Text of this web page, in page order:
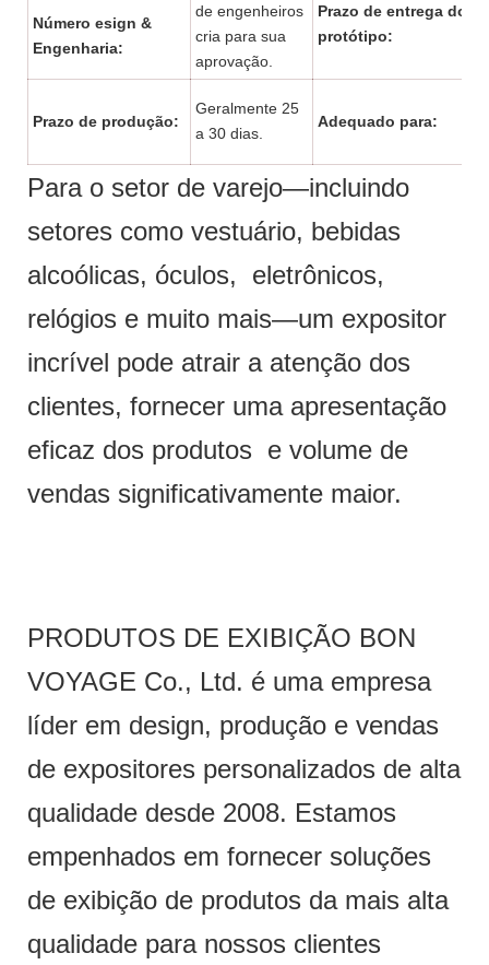
Número esign &
Engenharia:
de engenheiros
cria para sua
aprovação.
Prazo de entrega do
protótipo:
Prazo de produção:
Geralmente 25
a 30 dias.
Adequado para:
Para o setor de varejo—incluindo
setores como vestuário, bebidas
alcoólicas, óculos, eletrônicos,
relógios e muito mais—um expositor
incrível pode atrair a atenção dos
clientes, fornecer uma apresentação
eficaz dos produtos e volume de
vendas significativamente maior.
PRODUTOS DE EXIBIÇÃO BON
VOYAGE Co., Ltd. é uma empresa
líder em design, produção e vendas
de expositores personalizados de alta
qualidade desde 2008. Estamos
empenhados em fornecer soluções
de exibição de produtos da mais alta
qualidade para nossos clientes